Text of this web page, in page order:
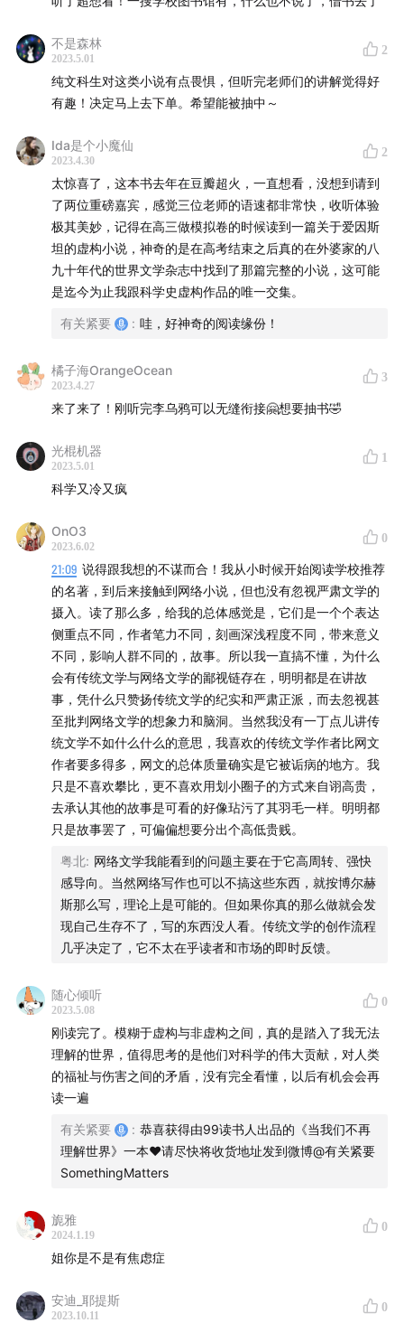
41:01 好心的发明，灾难的后果：“科学与道德的边界究竟
在哪里？”
读后感：失控——个人生活之上，无法预料的历史
当科学对战人文：ChatGPT 和它的Older Crazy
Sister
预告：不再理解世界之后，关于计算机、冯诺依曼
和alphaGo
《2666》[智利] 罗贝托·波拉尼奥
《荷马史诗》[古希腊]荷马
《天才在左，疯子在右》高铭
《翦商》李硕
史瓦西
金明迥
望月新一
格罗滕迪克
冯·诺伊曼
莎士比亚
塞万提斯
莫里哀
卡夫卡
福楼拜
福克纳
简·奥斯汀
加西亚·马尔克斯
博尔赫斯
胡里奥·科塔萨尔
孙柏
不是森林
2023.5.01
2
纯文科生对这类小说有点畏惧，但听完老师们的讲解觉得好
有趣！决定马上去下单。希望能被抽中～
Ida是个小魔仙
2023.4.30
2
太惊喜了，这本书去年在豆瓣超火，一直想看，没想到请到
了两位重磅嘉宾，感觉三位老师的语速都非常快，收听体验
极其美妙，记得在高三做模拟卷的时候读到一篇关于爱因斯
坦的虚构小说，神奇的是在高考结束之后真的在外婆家的八
九十年代的世界文学杂志中找到了那篇完整的小说，这可能
是迄今为止我跟科学史虚构作品的唯一交集。
有关紧要 : 哇，好神奇的阅读缘份！
橘子海OrangeOcean
2023.4.27
3
来了来了！刚听完李乌鸦可以无缝衔接🤗想要抽书🤣
光棍机器
2023.5.01
1
科学又冷又疯
OnO3
2023.6.02
0
21:09 说得跟我想的不谋而合！我从小时候开始阅读学校推荐
的名著，到后来接触到网络小说，但也没有忽视严肃文学的
摄入。读了那么多，给我的总体感觉是，它们是一个个表达
侧重点不同，作者笔力不同，刻画深浅程度不同，带来意义
不同，影响人群不同的，故事。所以我一直搞不懂，为什么
会有传统文学与网络文学的鄙视链存在，明明都是在讲故
事，凭什么只赞扬传统文学的纪实和严肃正派，而去忽视甚
至批判网络文学的想象力和脑洞。当然我没有一丁点儿讲传
统文学不如什么什么的意思，我喜欢的传统文学作者比网文
作者要多得多，网文的总体质量确实是它被诟病的地方。我
只是不喜欢攀比，更不喜欢用划小圈子的方式来自诩高贵，
去承认其他的故事是可看的好像玷污了其羽毛一样。明明都
只是故事罢了，可偏偏想要分出个高低贵贱。
粤北: 网络文学我能看到的问题主要在于它高周转、强快
感导向。当然网络写作也可以不搞这些东西，就按博尔赫
斯那么写，理论上是可能的。但如果你真的那么做就会发
现自己生存不了，写的东西没人看。传统文学的创作流程
几乎决定了，它不太在乎读者和市场的即时反馈。
随心倾听
2023.5.08
0
刚读完了。模糊于虚构与非虚构之间，真的是踏入了我无法
理解的世界，值得思考的是他们对科学的伟大贡献，对人类
的福祉与伤害之间的矛盾，没有完全看懂，以后有机会会再
读一遍
有关紧要 : 恭喜获得由99读书人出品的《当我们不再
理解世界》一本❤️请尽快将收货地址发到微博@有关紧要
SomethingMatters
旎雅
2024.1.19
0
姐你是不是有焦虑症
安迪_耶提斯
2023.10.11
0